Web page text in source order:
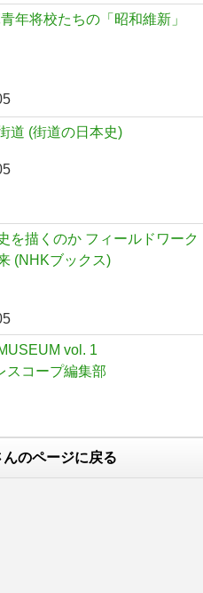
年将校たちの「昭和維新」
道 (街道の日本史)
を描くのか フィールドワーク
(NHKブックス)
vol. 1
スコープ編集部
のページに戻る